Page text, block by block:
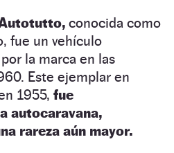
conocida como
fue un vehículo
la marca en las
Este ejemplar en
1955, fue
autocaravana,
rareza aún mayor.